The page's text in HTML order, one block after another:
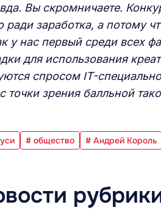
Вы скромничаете.
ради заработка, а потому
у нас первый среди всех
для использования
спросом IT-
точки зрения балльной
# общество # Андрей Король